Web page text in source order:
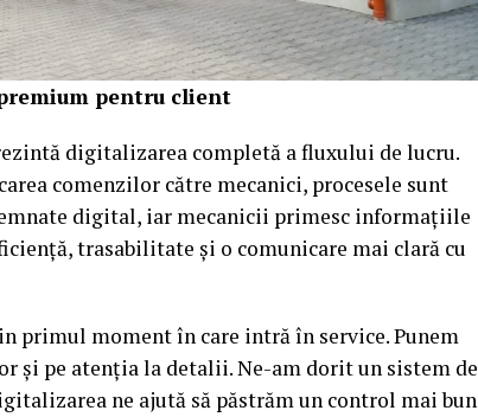
pentru client
digitalizarea completă a fluxului de lucru.
comenzilor către mecanici, procesele sunt
digital, iar mecanicii primesc informațiile
trasabilitate și o comunicare mai clară cu
primul moment în care intră în service. Punem
și pe atenția la detalii. Ne-am dorit un sistem de
ne ajută să păstrăm un control mai bun